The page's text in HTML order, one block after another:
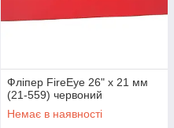
Фліпер FireEye 26" х 21 мм
(21-559) червоний
Немає в наявності